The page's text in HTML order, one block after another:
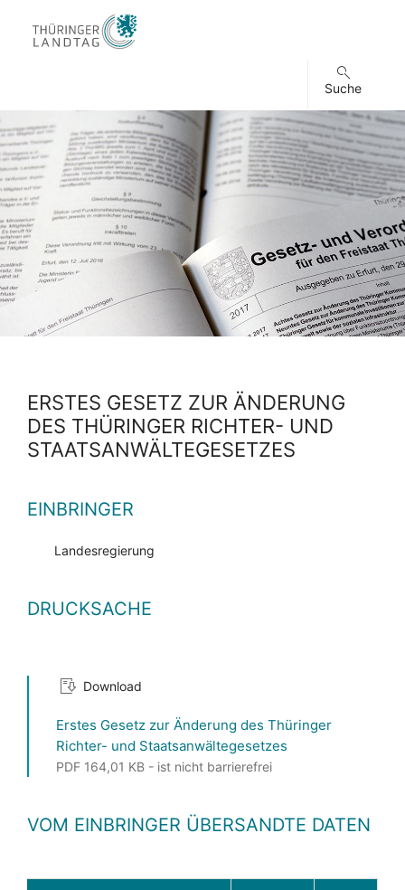
Suche
ERSTES GESETZ ZUR ÄNDERUNG
DES THÜRINGER RICHTER- UND
STAATSANWÄLTEGESETZES
EINBRINGER
Landesregierung
DRUCKSACHE
Download
Erstes Gesetz zur Änderung des Thüringer
Richter- und Staatsanwältegesetzes
PDF 164,01 KB - ist nicht barrierefrei
VOM EINBRINGER ÜBERSANDTE DATEN